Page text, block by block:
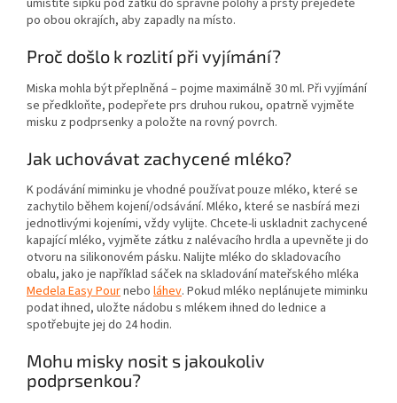
umístíte šipku pod zátku do správné polohy a prsty přejedete
po obou okrajích, aby zapadly na místo.
Proč došlo k rozlití při vyjímání?
Miska mohla být přeplněná – pojme maximálně 30 ml. Při vyjímání
se předkloňte, podepřete prs druhou rukou, opatrně vyjměte
misku z podprsenky a položte na rovný povrch.
Jak uchovávat zachycené mléko?
K podávání miminku je vhodné používat pouze mléko, které se
zachytilo během kojení/odsávání. Mléko, které se nasbírá mezi
jednotlivými kojeními, vždy vylijte. Chcete-li uskladnit zachycené
kapající mléko, vyjměte zátku z nalévacího hrdla a upevněte ji do
otvoru na silikonovém pásku. Nalijte mléko do skladovacího
obalu, jako je například sáček na skladování mateřského mléka
Medela Easy Pournebo láhev. Pokud mléko neplánujete miminku
podat ihned, uložte nádobu s mlékem ihned do lednice a
spotřebujte jej do 24 hodin.
Mohu misky nosit s jakoukoliv
podprsenkou?